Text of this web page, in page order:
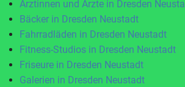
Ärztinnen und Ärzte in Dresden
Bäcker in Dresden Neustadt
Fahrradläden in Dresden Neustadt
Fitness-Studios in Dresden Neustadt
Friseure in Dresden Neustadt
Galerien in Dresden Neustadt